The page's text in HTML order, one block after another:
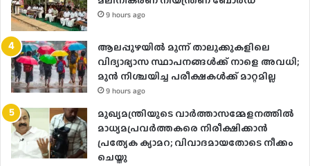
9 hours ago
ആലപ്പുഴയിൽ മൂന്ന് താലൂക്കുകളിലെ
വിദ്യാഭ്യാസ സ്ഥാപനങ്ങൾക്ക് നാളെ അവധി;
മുൻ നിശ്ചയിച്ച പരീക്ഷകൾക്ക് മാറ്റമില്ല
9 hours ago
മുഖ്യമന്ത്രിയുടെ വാർത്താസമ്മേളനത്തിൽ
മാധ്യമപ്രവർത്തകരെ നിരീക്ഷിക്കാൻ
പ്രത്യേക ക്യാമറ; വിവാദമായതോടെ നീക്കം
ചെയ്തു